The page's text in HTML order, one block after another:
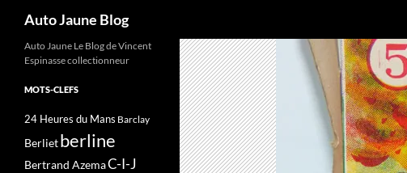
Auto Jaune Blog
Auto Jaune Le Blog de Vincent
Espinasse collectionneur
MOTS-CLEFS
24 Heures du Mans Barclay
Berlietberline
Bertrand AzemaC-I-J